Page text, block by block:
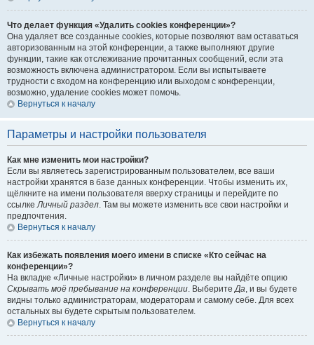
Что делает функция «Удалить cookies конференции»?
Она удаляет все созданные cookies, которые позволяют вам оставаться
авторизованным на этой конференции, а также выполняют другие
функции, такие как отслеживание прочитанных сообщений, если эта
возможность включена администратором. Если вы испытываете
трудности с входом на конференцию или выходом с конференции,
возможно, удаление cookies может помочь.
Вернуться к началу
Параметры и настройки пользователя
Как мне изменить мои настройки?
Если вы являетесь зарегистрированным пользователем, все ваши
настройки хранятся в базе данных конференции. Чтобы изменить их,
щёлкните на имени пользователя вверху страницы и перейдите по
ссылкеЛичный раздел. Там вы можете изменить все свои настройки и
предпочтения.
Вернуться к началу
Как избежать появления моего имени в списке «Кто сейчас на
конференции»?
На вкладке «Личные настройки» в личном разделе вы найдёте опцию
Скрывать моё пребывание на конференции. ВыберитеДа, и вы будете
видны только администраторам, модераторам и самому себе. Для всех
остальных вы будете скрытым пользователем.
Вернуться к началу